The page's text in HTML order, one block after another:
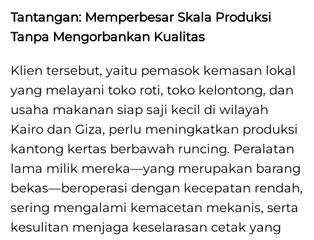
Tantangan: Memperbesar Skala Produksi
Tanpa Mengorbankan Kualitas
Klien tersebut, yaitu pemasok kemasan lokal
yang melayani toko roti, toko kelontong, dan
usaha makanan siap saji kecil di wilayah
Kairo dan Giza, perlu meningkatkan produksi
kantong kertas berbawah runcing. Peralatan
lama milik mereka—yang merupakan barang
bekas—beroperasi dengan kecepatan rendah,
sering mengalami kemacetan mekanis, serta
kesulitan menjaga keselarasan cetak yang